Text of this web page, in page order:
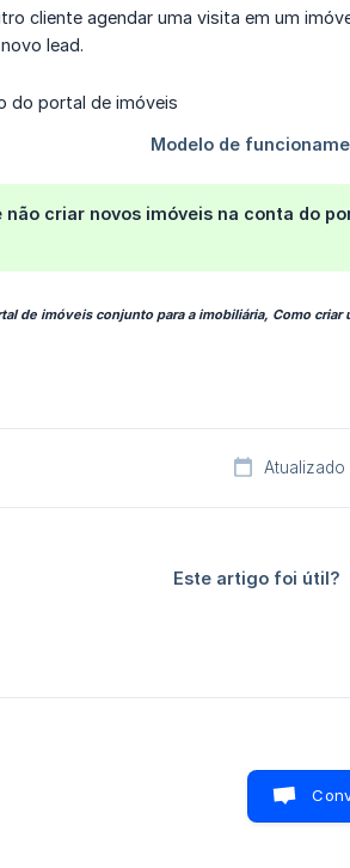
cliente agendar uma visita em um
lead.
não criar novos imóveis na conta do
de imóveis conjunto para a imobiliária, Como
Este artigo foi útil?